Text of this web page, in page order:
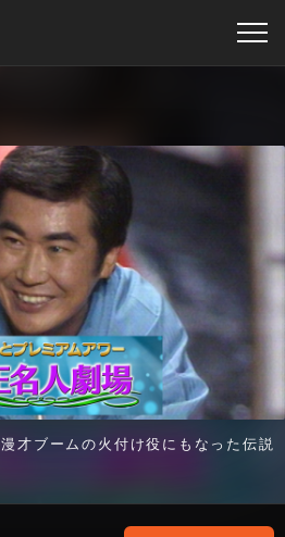
才ブームの火付け役にもなった伝説